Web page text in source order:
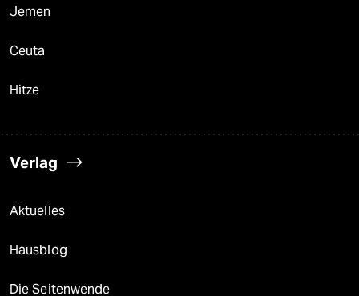
Jemen
Ceuta
Hitze
Verlag
Aktuelles
Hausblog
Die Seitenwende